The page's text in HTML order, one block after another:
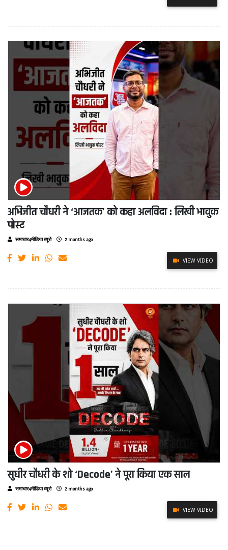
अभिजीत चौधरी ने ‘आजतक’ को कहा अलविदा : लिखी भावुक
पोस्ट
समाचार4मीडिया ब्यूरो 2 months ago
VIEW VIDEO
सुधीर चौधरी के शो ‘Decode’ ने पूरा किया एक साल
समाचार4मीडिया ब्यूरो 2 months ago
VIEW VIDEO